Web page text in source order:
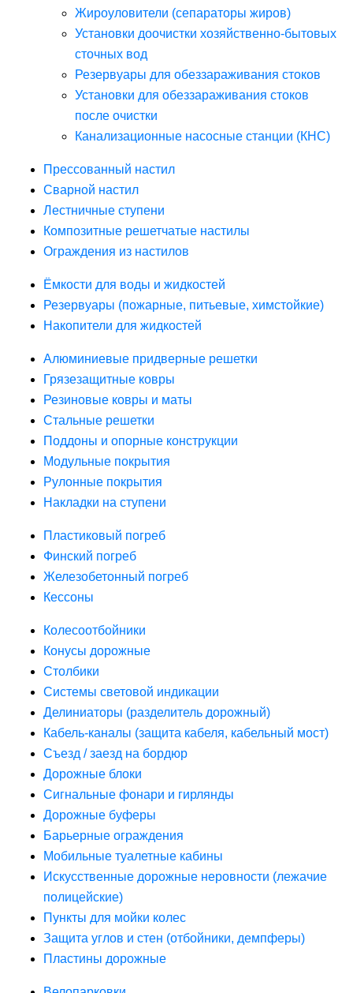
Жироуловители (сепараторы жиров)
Установки доочистки хозяйственно-бытовых
сточных вод
Резервуары для обеззараживания стоков
Установки для обеззараживания стоков
после очистки
Канализационные насосные станции (КНС)
Прессованный настил
Сварной настил
Лестничные ступени
Композитные решетчатые настилы
Ограждения из настилов
Ёмкости для воды и жидкостей
Резервуары (пожарные, питьевые, химстойкие)
Накопители для жидкостей
Алюминиевые придверные решетки
Грязезащитные ковры
Резиновые ковры и маты
Стальные решетки
Поддоны и опорные конструкции
Модульные покрытия
Рулонные покрытия
Накладки на ступени
Пластиковый погреб
Финский погреб
Железобетонный погреб
Кессоны
Колесоотбойники
Конусы дорожные
Столбики
Системы световой индикации
Делиниаторы (разделитель дорожный)
Кабель-каналы (защита кабеля, кабельный мост)
Съезд / заезд на бордюр
Дорожные блоки
Сигнальные фонари и гирлянды
Дорожные буферы
Барьерные ограждения
Мобильные туалетные кабины
Искусственные дорожные неровности (лежачие
полицейские)
Пункты для мойки колес
Защита углов и стен (отбойники, демпферы)
Пластины дорожные